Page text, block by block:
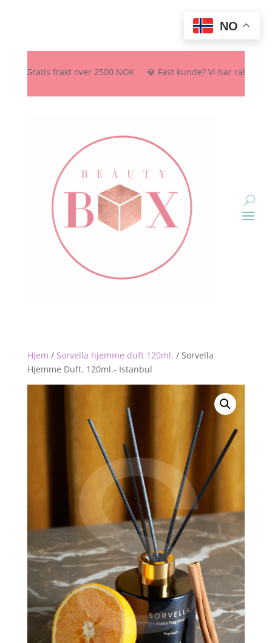
Gratis frakt over 2500 NOK 💎 Fast kunde? Vi har
Hjem / Sorvella hjemme duft 120ml. / Sorvella
Hjemme Duft. 120ml.- Istanbul
NO